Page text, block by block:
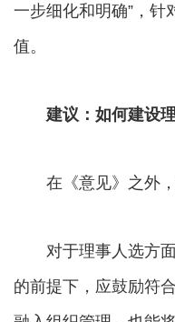
一步细化和明确”，
值。
建议：如何建设
在《意见》之外
对于理事人选方面
的前提下，应鼓励符